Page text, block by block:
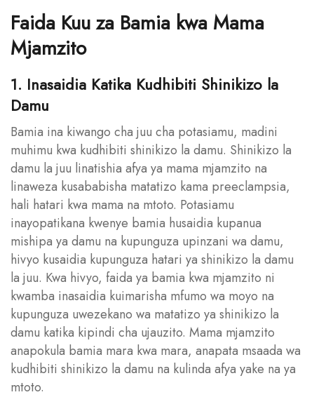
Faida Kuu za Bamia kwa Mama
Mjamzito
1. Inasaidia Katika Kudhibiti Shinikizo la
Damu
Bamia ina kiwango cha juu cha potasiamu, madini
muhimu kwa kudhibiti shinikizo la damu. Shinikizo la
damu la juu linatishia afya ya mama mjamzito na
linaweza kusababisha matatizo kama preeclampsia,
hali hatari kwa mama na mtoto. Potasiamu
inayopatikana kwenye bamia husaidia kupanua
mishipa ya damu na kupunguza upinzani wa damu,
hivyo kusaidia kupunguza hatari ya shinikizo la damu
la juu. Kwa hivyo, faida ya bamia kwa mjamzito ni
kwamba inasaidia kuimarisha mfumo wa moyo na
kupunguza uwezekano wa matatizo ya shinikizo la
damu katika kipindi cha ujauzito. Mama mjamzito
anapokula bamia mara kwa mara, anapata msaada wa
kudhibiti shinikizo la damu na kulinda afya yake na ya
mtoto.